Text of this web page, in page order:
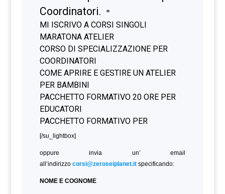
[/su_lightbox]
oppure invia un’ email
all’indirizzo corsi@zeroseiplanet.itspecificando:
NOME E COGNOME